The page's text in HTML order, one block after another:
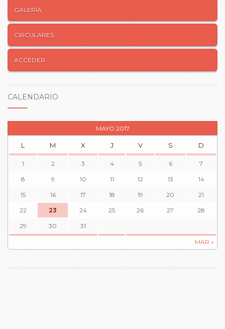
GALERÍA
CIRCULARES
ACCEDER
CALENDARIO
MAYO 2017
L M X J V S D
MAR »
1 2 3 4 5 6 7
8 9 10 11 12 13 14
15 16 17 18 19 20 21
22 23 24 25 26 27 28
29 30 31